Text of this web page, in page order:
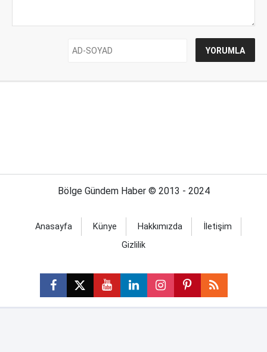
Bölge Gündem Haber © 2013 - 2024
Anasayfa Künye Hakkımızda
İletişim
Gizlilik